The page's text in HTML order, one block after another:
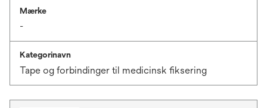
Mærke
-
Kategorinavn
Tape og forbindinger til medicinsk fiksering